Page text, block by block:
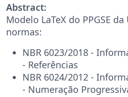
Abstract:
Modelo LaTeX do PPGSE
normas:
NBR 6023/2018 -
- Referências
NBR 6024/2012 -
- Numeração